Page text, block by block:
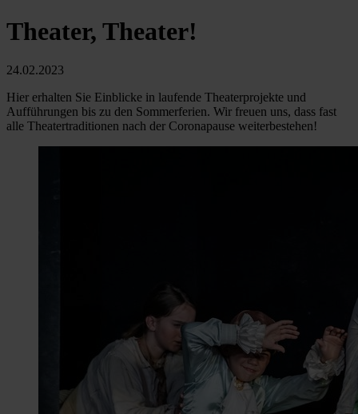
Theater, Theater!
24.02.2023
Hier erhalten Sie Einblicke in laufende Theaterprojekte und
Aufführungen bis zu den Sommerferien. Wir freuen uns, dass fast
alle Theatertraditionen nach der Coronapause weiterbestehen!